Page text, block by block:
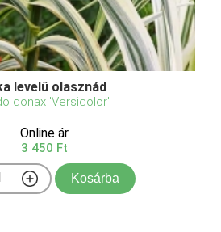
levelű olasznád
donax 'Versicolor'
Online ár
3 450 Ft
Kosárba